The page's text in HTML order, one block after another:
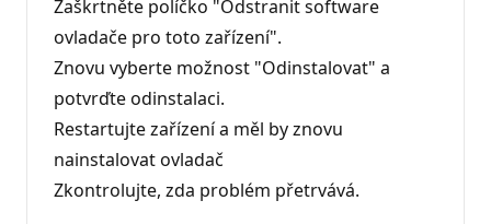
Zaškrtněte políčko "Odstranit software
ovladače pro toto zařízení".
Znovu vyberte možnost "Odinstalovat" a
potvrďte odinstalaci.
Restartujte zařízení a měl by znovu
nainstalovat ovladač
Zkontrolujte, zda problém přetrvává.